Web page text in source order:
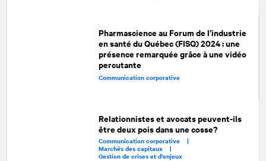
Pharmascience au Forum de l’industrie
en santé du Québec (FISQ) 2024 : une
présence remarquée grâce à une vidéo
percutante
Communication corporative
Relationnistes et avocats peuvent-ils
être deux pois dans une cosse?
Communication corporative |
Marchés des capitaux |
Gestion de crises et d'enjeux